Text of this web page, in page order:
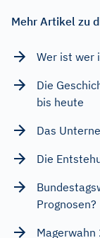
Mehr Artikel zu
Wer ist wer
Die
bis heute
Das
Die
Prognosen?
Magerwahn